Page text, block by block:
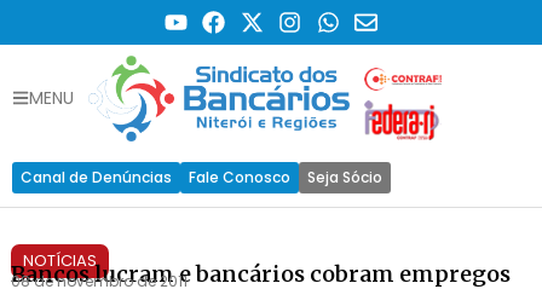
MENU
Canal de Denúncias Fale Conosco Seja Sócio
NOTÍCIAS
Bancos lucram e bancários cobram empregos
08 de novembro de 2011